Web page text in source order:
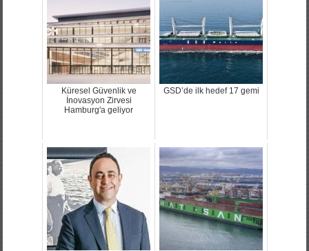
Küresel Güvenlik ve
İnovasyon Zirvesi
Hamburg'a geliyor
GSD’de ilk hedef 17 gemi